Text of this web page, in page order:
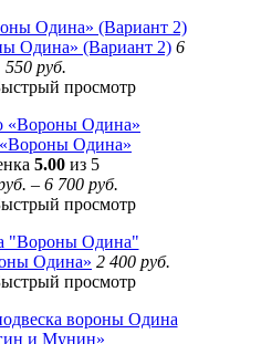
Одина» (Вариант 2) 6
550 руб.
просмотр
Одина»
5.00из 5
– 6 700 руб.
просмотр
Одина» 2 400 руб.
просмотр